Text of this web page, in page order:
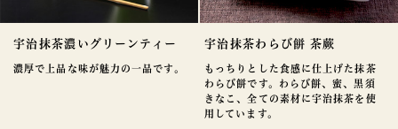
宇治抹茶濃いグリーンティー
濃厚で上品な味が魅力の一品です。
宇治抹茶わらび餅 茶蕨
もっちりとした食感に仕上げた抹茶
わらび餅です。わらび餅、蜜、黒須
きなこ、全ての素材に宇治抹茶を使
用しています。